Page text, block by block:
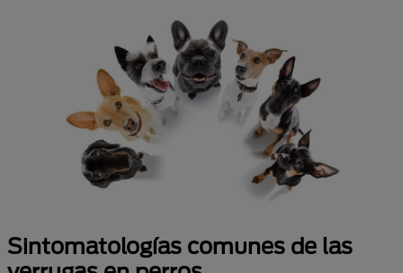
Sintomatologías comunes de las